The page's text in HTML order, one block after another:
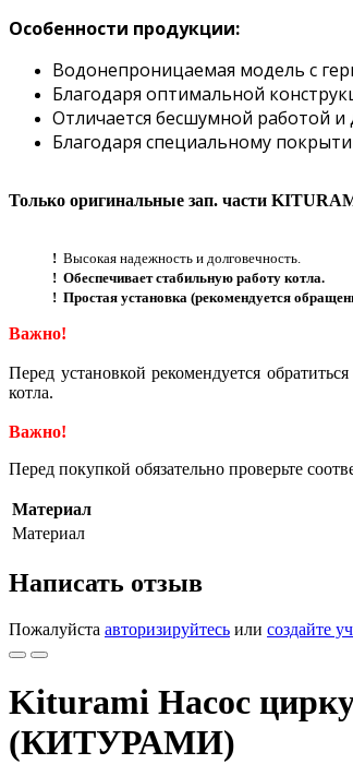
Особенности продукции:
Водонепроницаемая модель с
Благодаря оптимальной
Отличается бесшумной работой
Благодаря специальному
Только оригинальные зап. части
! Высокая надежность и долговечность.
! Обеспечивает стабильную работу котла.
! Простая установка (рекомендуется
Важно!
Перед установкой рекомендуется
котла.
Важно!
Перед покупкой обязательно проверьте
Материал
Материал
Написать отзыв
Пожалуйста авторизируйтесь или создайте
Kiturami Насос
(КИТУРАМИ)